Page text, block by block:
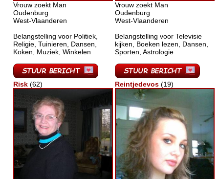
Vrouw zoekt Man
Oudenburg
West-Vlaanderen
Belangstelling voor Politiek,
Religie, Tuinieren, Dansen,
Koken, Muziek, Winkelen
Vrouw zoekt Man
Oudenburg
West-Vlaanderen
Belangstelling voor Televisie
kijken, Boeken lezen, Dansen,
Sporten, Astrologie
Risk (62) Reintjedevos (19)